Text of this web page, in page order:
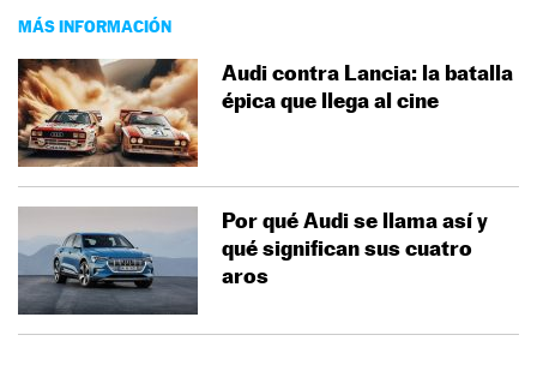
MÁS INFORMACIÓN
Audi contra Lancia: la batalla
épica que llega al cine
Por qué Audi se llama así y
qué significan sus cuatro
aros